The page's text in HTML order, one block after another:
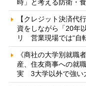
時」と考える防衛・
【クレジット決済代
資をしながら「20年
リ 営業現場では“自
《商社の大学別就職
産、住友商事への就
実 3大学以外で強い